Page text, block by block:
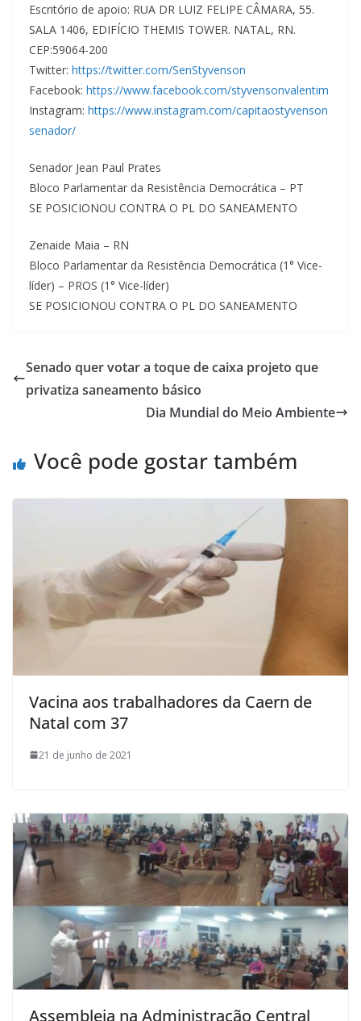
Escritório de apoio: RUA DR LUIZ FELIPE CÂMARA, 55.
SALA 1406, EDIFÍCIO THEMIS TOWER. NATAL, RN.
CEP:59064-200
Twitter: https://twitter.com/SenStyvenson
Facebook: https://www.facebook.com/styvensonvalentim
Instagram: https://www.instagram.com/capitaostyvenson
senador/
Senador Jean Paul Prates
Bloco Parlamentar da Resistência Democrática – PT
SE POSICIONOU CONTRA O PL DO SANEAMENTO
Zenaide Maia – RN
Bloco Parlamentar da Resistência Democrática (1° Vice-
líder) – PROS (1° Vice-líder)
SE POSICIONOU CONTRA O PL DO SANEAMENTO
Senado quer votar a toque de caixa projeto que
privatiza saneamento básico
Dia Mundial do Meio Ambiente
Você pode gostar também
Vacina aos trabalhadores da Caern de
Natal com 37
21 de junho de 2021
Assembleia na Administração Central